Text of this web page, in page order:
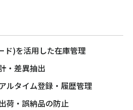
ド)を活用した在庫管理
・差異抽出
ルタイム登録・履歴管理
荷・誤納品の防止